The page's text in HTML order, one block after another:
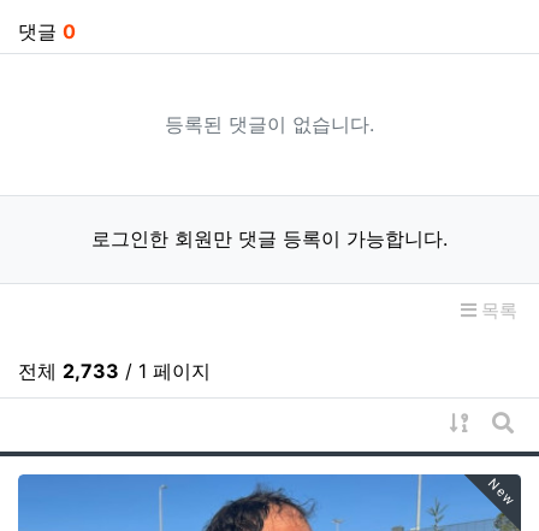
댓글 0
등록된 댓글이 없습니다.
로그인한 회원만 댓글 등록이 가능합니다.
목록
전체 2,733 / 1 페이지
게시물
게
New